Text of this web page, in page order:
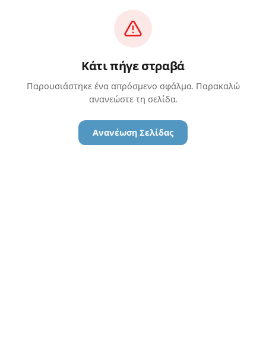
Κάτι πήγε στραβά
Παρουσιάστηκε ένα απρόσμενο σφάλμα. Παρακαλώ
ανανεώστε τη σελίδα.
Ανανέωση Σελίδας